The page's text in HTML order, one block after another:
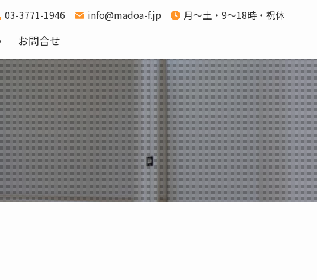
お問合せ
03-3771-1946 info@madoa-f.jp 月～土・9～18時・祝休